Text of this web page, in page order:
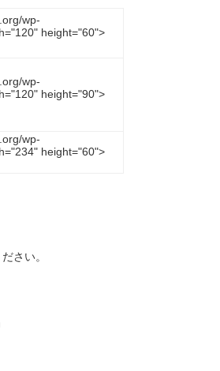
wp-
height="60">
wp-
height="90">
wp-
height="60">
さい。